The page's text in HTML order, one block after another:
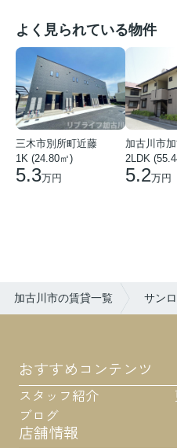
よく見られている物件
三木市別所町近藤
1K (24.80㎡)
5.3万円
加古川市
2LDK
5.2万円
加古川市の賃貸一覧 サン
おすすめコンテンツ
スタッフ紹介
ブログ
店舗情報